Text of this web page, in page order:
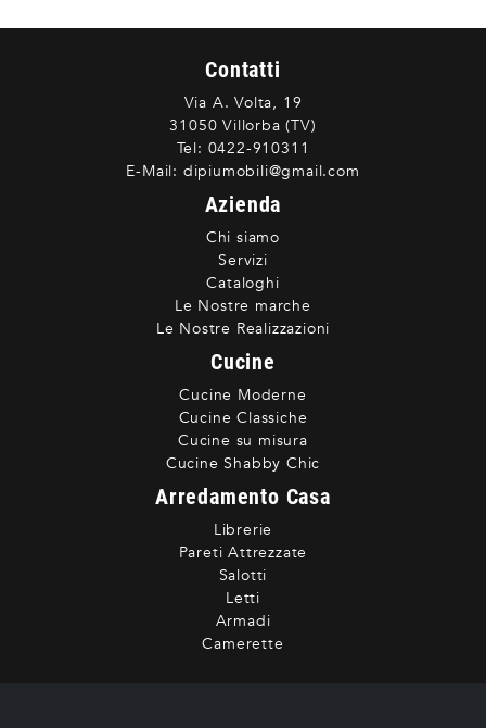
Contatti
Via A. Volta, 19
31050 Villorba (TV)
Tel: 0422-910311
E-Mail: dipiumobili@gmail.com
Azienda
Chi siamo
Servizi
Cataloghi
Le Nostre marche
Le Nostre Realizzazioni
Cucine
Cucine Moderne
Cucine Classiche
Cucine su misura
Cucine Shabby Chic
Arredamento Casa
Librerie
Pareti Attrezzate
Salotti
Letti
Armadi
Camerette